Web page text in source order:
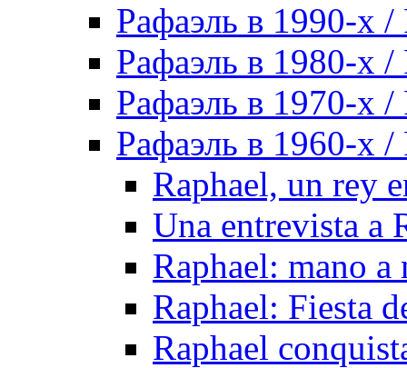
Рафаэль в 1990-х /
Рафаэль в 1980-х /
Рафаэль в 1970-х /
Рафаэль в 1960-х /
Raphael, un rey
Una entrevista a
Raphael: mano a
Raphael: Fiesta
Raphael